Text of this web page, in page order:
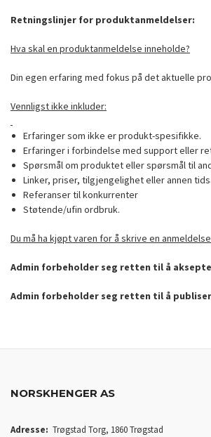
Retningslinjer for produktanmeldelser:
Hva skal en produktanmeldelse inneholde?
Din egen erfaring med fokus på det aktuelle
Vennligst ikke inkluder:
Erfaringer som ikke er produkt-spesifikke.
Erfaringer i forbindelse med support eller
Spørsmål om produktet eller spørsmål til
Linker, priser, tilgjengelighet eller annen
Referanser til konkurrenter
Støtende/ufin ordbruk.
Du må ha kjøpt varen for å skrive en
Admin forbeholder seg retten til å
Admin forbeholder seg retten til å
NORSKHENGER AS
Adresse: Trøgstad Torg, 1860 Trøgstad